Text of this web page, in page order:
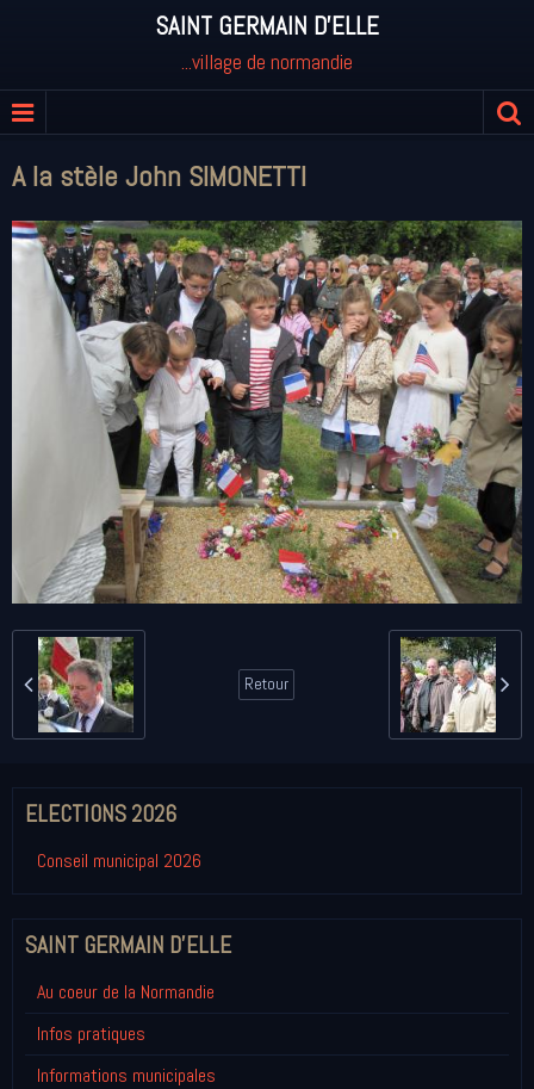
SAINT GERMAIN D'ELLE
...village de normandie
A la stèle John SIMONETTI
Retour
ELECTIONS 2026
Conseil municipal 2026
SAINT GERMAIN D'ELLE
Au coeur de la Normandie
Infos pratiques
Informations municipales